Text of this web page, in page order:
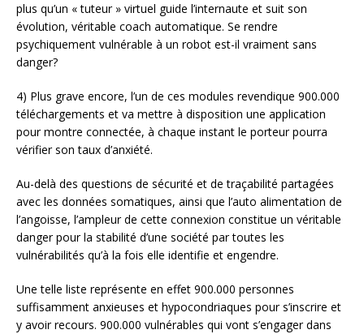
plus qu’un « tuteur » virtuel guide l’internaute et suit son
évolution, véritable coach automatique. Se rendre
psychiquement vulnérable à un robot est-il vraiment sans
danger?
4) Plus grave encore, l’un de ces modules revendique 900.000
téléchargements et va mettre à disposition une application
pour montre connectée, à chaque instant le porteur pourra
vérifier son taux d’anxiété.
Au-delà des questions de sécurité et de traçabilité partagées
avec les données somatiques, ainsi que l’auto alimentation de
l’angoisse, l’ampleur de cette connexion constitue un véritable
danger pour la stabilité d’une société par toutes les
vulnérabilités qu’à la fois elle identifie et engendre.
Une telle liste représente en effet 900.000 personnes
suffisamment anxieuses et hypocondriaques pour s’inscrire et
y avoir recours. 900.000 vulnérables qui vont s’engager dans